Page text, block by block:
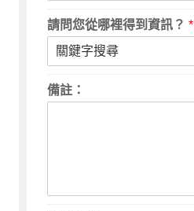
請問您從哪裡得到資訊？*
備註：